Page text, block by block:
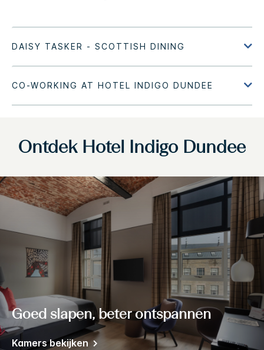
Ontdek Hotel Indigo Dundee
Goed slapen, beter ontspannen
Kamers bekijken